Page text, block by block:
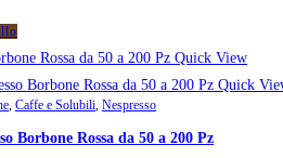
Quick View
Quick
, Caffe e Solubili, Nespresso
Borbone Rossa da 50 a 200 Pz